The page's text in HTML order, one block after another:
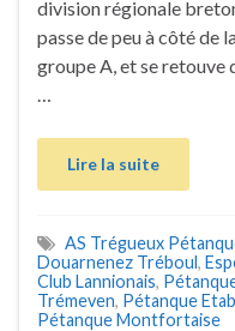
division régionale
passe de peu à côté de
groupe A, et se retouve
…
Lire la suite
AS Trégueux
Douarnenez Tréboul,
Club Lannionais,
Trémeven, Pétanque
Pétanque Montfortaise